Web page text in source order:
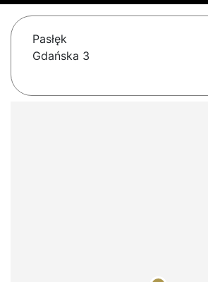
Pasłęk
Gdańska 3